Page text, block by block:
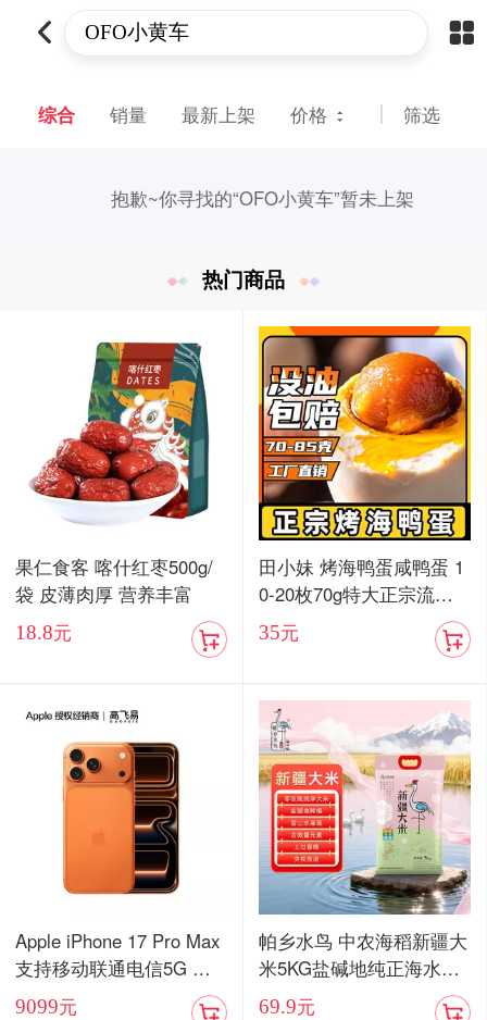
综合 销量 最新上架 价格 筛选
抱歉~你寻找的“OFO小黄车”暂未上架
热门商品
果仁食客 喀什红枣500g/
袋 皮薄肉厚 营养丰富
18.8元
田小妹 烤海鸭蛋咸鸭蛋 1
0-20枚70g特大正宗流油
烤海鸭蛋广东红树林整箱
包邮
35元
Apple iPhone 17 Pro Max
支持移动联通电信5G 双
卡双待手机【现货发售】
9099元
帕乡水鸟 中农海稻新疆大
米5KG盐碱地纯正海水稻
当季新米
69.9元